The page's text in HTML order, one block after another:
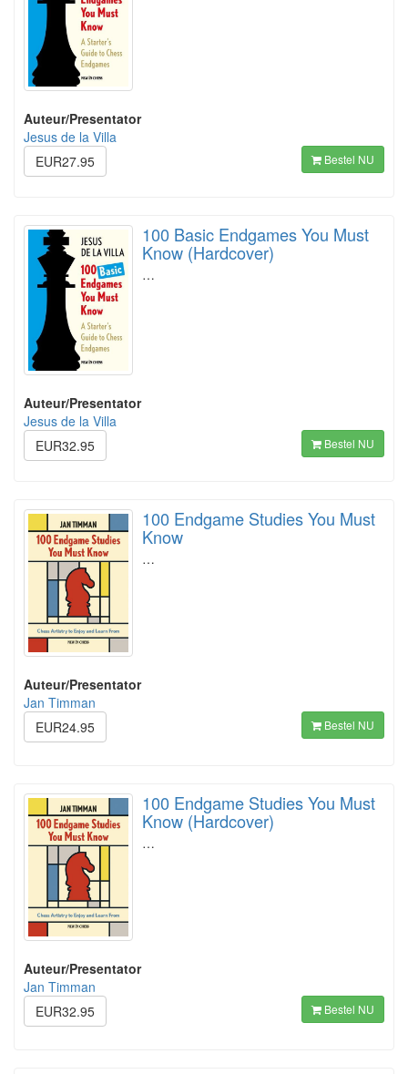
Auteur/Presentator
Jesus de la Villa
EUR27.95
Bestel NU
100 Basic Endgames You Must
Know (Hardcover)
…
Auteur/Presentator
Jesus de la Villa
EUR32.95
Bestel NU
100 Endgame Studies You Must
Know
…
Auteur/Presentator
Jan Timman
EUR24.95
Bestel NU
100 Endgame Studies You Must
Know (Hardcover)
…
Auteur/Presentator
Jan Timman
EUR32.95
Bestel NU